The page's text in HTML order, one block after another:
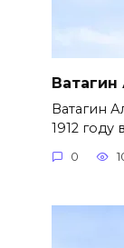
Ватагин
1912 году
0